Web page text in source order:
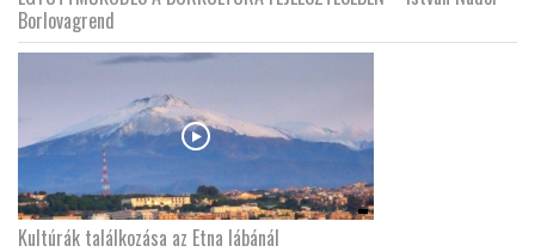
Borlovagrend
Kultúrák találkozása az Etna lábánál